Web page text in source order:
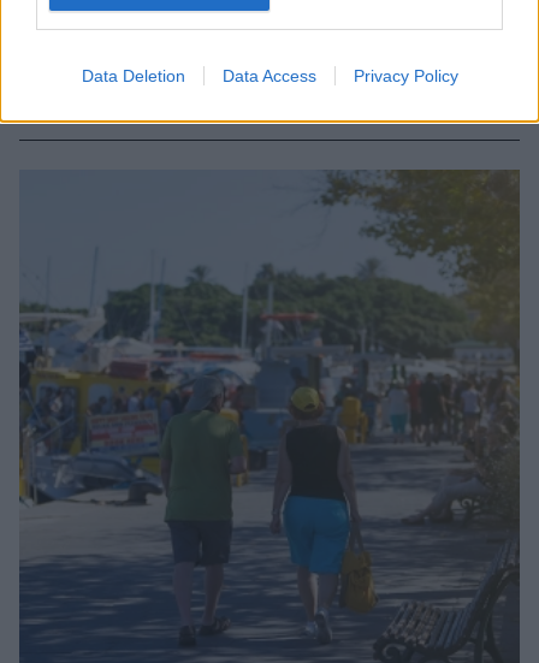
Data Deletion Data Access Privacy Policy
Κόμμα Καρυστιανού: Γιατί χάνεται μέσα σε δύο